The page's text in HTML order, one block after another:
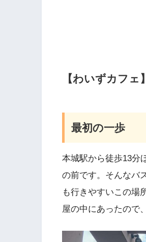
【わいずカフェ】
最初の一歩
本城駅から徒歩13分
の前です。そんなバ
も行きやすいこの場
屋の中にあったので